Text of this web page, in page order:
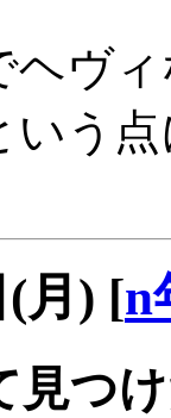
ヘヴ
いう
(月) [n
見つ